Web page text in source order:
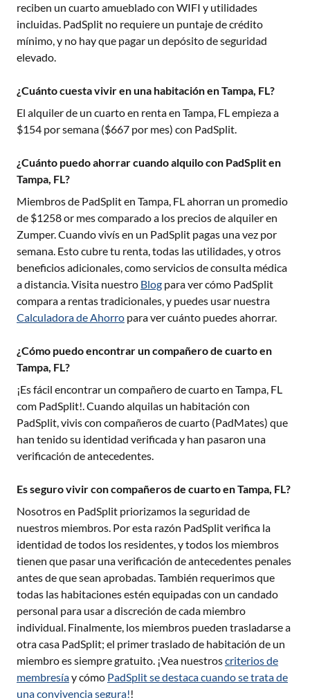
reciben un cuarto amueblado con WIFI y utilidades
incluidas. PadSplit no requiere un puntaje de crédito
mínimo, y no hay que pagar un depósito de seguridad
elevado.
¿Cuánto cuesta vivir en una habitación en Tampa, FL?
El alquiler de un cuarto en renta en Tampa, FLempieza a
$154 por semana ($667 por mes) con PadSplit.
¿Cuánto puedo ahorrar cuando alquilo con PadSplit en
Tampa, FL?
Miembros de PadSplit en Tampa, FLahorran un promedio
de $1258or mes comparado a los precios de alquiler en
Zumper. Cuando vivís en un PadSplit pagas una vez por
semana. Esto cubre tu renta, todas las utilidades, y otros
beneficios adicionales, como servicios de consulta médica
a distancia. Visita nuestro Blog para ver cómo PadSplit
compara a rentas tradicionales, y puedes usar nuestra
Calculadora de Ahorro para ver cuánto puedes ahorrar.
¿Cómo puedo encontrar un compañero de cuarto en
Tampa, FL?
¡Es fácil encontrar un compañero de cuarto en Tampa, FL
com PadSplit!. Cuando alquilas un habitación con
PadSplit, vivis con compañeros de cuarto (PadMates) que
han tenido su identidad verificada y han pasaron una
verificación de antecedentes.
Es seguro vivir con compañeros de cuarto en Tampa, FL?
Nosotros en PadSplit priorizamos la seguridad de
nuestros miembros. Por esta razón PadSplit verifica la
identidad de todos los residentes, y todos los miembros
tienen que pasar una verificación de antecedentes penales
antes de que sean aprobadas. También requerimos que
todas las habitaciones estén equipadas con un candado
personal para usar a discreción de cada miembro
individual. Finalmente, los miembros pueden trasladarse a
otra casa PadSplit; el primer traslado de habitación de un
miembro es siempre gratuito. ¡Vea nuestroscriterios de
membresíay cómo PadSplit se destaca cuando se trata de
una convivencia segura!!